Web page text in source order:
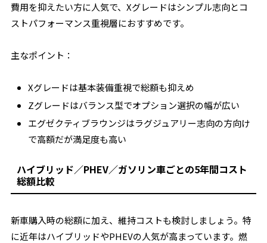
費用を抑えたい方に人気で、Xグレードはシンプル志向とコ
ストパフォーマンス重視層におすすめです。
主なポイント：
Xグレードは基本装備重視で総額も抑えめ
Zグレードはバランス型でオプション選択の幅が広い
エグゼクティブラウンジはラグジュアリー志向の方向け
で高額だが満足度も高い
ハイブリッド／PHEV／ガソリン車ごとの5年間コスト
総額比較
新車購入時の総額に加え、維持コストも検討しましょう。特
に近年はハイブリッドやPHEVの人気が高まっています。燃